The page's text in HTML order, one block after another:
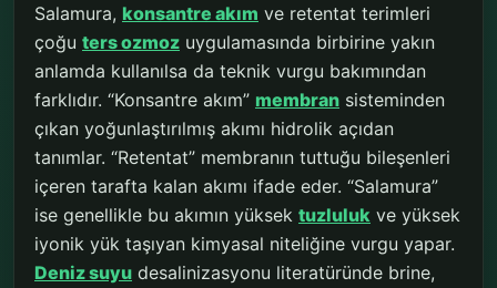
Salamura, konsantre akım ve retentat terimleri
çoğu ters ozmoz uygulamasında birbirine yakın
anlamda kullanılsa da teknik vurgu bakımından
farklıdır. “Konsantre akım” membran sisteminden
çıkan yoğunlaştırılmış akımı hidrolik açıdan
tanımlar. “Retentat” membranın tuttuğu bileşenleri
içeren tarafta kalan akımı ifade eder. “Salamura”
ise genellikle bu akımın yüksek tuzluluk ve yüksek
iyonik yük taşıyan kimyasal niteliğine vurgu yapar.
Deniz suyu desalinizasyonu literatüründe brine,